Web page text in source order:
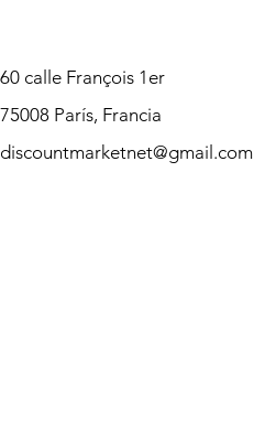
60 calle François 1er
75008 París, Francia
discountmarketnet@gmail.com